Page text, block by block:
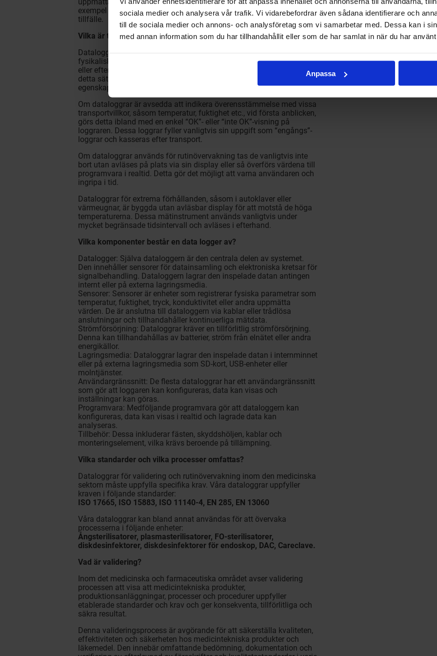
sociala medier och analysera vår trafik. Vi vidarebefordrar även sådana identifierare och
till de sociala medier och annons- och analysföretag som vi samarbetar med. Dessa kan i
med annan information som du har tillhandahållit eller som de har samlat in när du har
Anpassa
exempel måste läsas av som en USB-datalogger vid ett senare
tillfälle.
Vilka är typiska egenskaper hos dataloggrar?
Dataloggrar är utformade för att mäta och registrera specifika
fysikaliska värden så att de sedan kan överföras till en dator i realtid
eller efter ett visst intervall. Vilken typ av mätvärden som bestäms på
detta sätt beror helt på dataloggrarens sensor. Dataloggrar har olika
egenskaper beroende på önskad tillämpning:
Om dataloggrar är avsedda att indikera överensstämmelse med vissa
transportvillkor, såsom temperatur, fuktighet etc., vid första anblicken,
görs detta ibland med en enkel “OK”- eller “inte OK”-visning på
loggraren. Dessa loggrar fyller vanligtvis sin uppgift som “engångs”-
loggrar och kasseras efter transport.
Om dataloggrar används för rutinövervakning tas de vanligtvis inte
bort utan avläses på plats via sin display eller så överförs värdena till
programvara i realtid. Detta gör det möjligt att varna användaren och
ingripa i tid.
Dataloggrar för extrema förhållanden, såsom i autoklaver eller
värmeugnar, är byggda utan avläsbar display för att motstå de höga
temperaturerna. Dessa mätinstrument används vanligtvis under
mycket begränsade tidsintervall och avläses i efterhand.
Vilka komponenter består en data logger av?
Datalogger: Själva dataloggern är den centrala delen av systemet.
Den innehåller sensorer för datainsamling och elektroniska kretsar för
signalbehandling. Dataloggern lagrar den inspelade datan antingen
internt eller på externa lagringsmedia.
Sensorer: Sensorer är enheter som registrerar fysiska parametrar som
temperatur, fuktighet, tryck, konduktivitet eller andra uppmätta
värden. De är anslutna till dataloggern via kablar eller trådlösa
anslutningar och tillhandahåller kontinuerliga mätdata.
Strömförsörjning: Dataloggrar kräver en tillförlitlig strömförsörjning.
Denna kan tillhandahållas av batterier, ström från elnätet eller andra
energikällor.
Lagringsmedia: Dataloggrar lagrar den inspelade datan i internminnet
eller på externa lagringsmedia som SD-kort, USB-enheter eller
molntjänster.
Användargränssnitt: De flesta dataloggrar har ett användargränssnitt
som gör att loggaren kan konfigureras, data kan visas och
inställningar kan göras.
Programvara: Medföljande programvara gör att dataloggern kan
konfigureras, data kan visas i realtid och lagrade data kan
analyseras.
Tillbehör: Dessa inkluderar fästen, skyddshöljen, kablar och
monteringselement, vilka krävs beroende på tillämpning.
Vilka standarder och vilka processer omfattas?
Dataloggrar för validering och rutinövervakning inom den medicinska
sektorn måste uppfylla specifika krav. Våra dataloggrar uppfyller
kraven i följande standarder:
ISO 17665, ISO 15883, ISO 11140-4, EN 285, EN 13060
Våra dataloggrar kan bland annat användas för att övervaka
processerna i följande enheter:
Ångsterilisatorer, plasmasterilisatorer, FO-sterilisatorer,
diskdesinfektorer, diskdesinfektorer för endoskop, DAC, Careclave.
Vad är validering?
Inom det medicinska och farmaceutiska området avser validering
processen att visa att medicintekniska produkter,
produktionsanläggningar, processer och procedurer uppfyller
etablerade standarder och krav och ger konsekventa, tillförlitliga och
säkra resultat.
Denna valideringsprocess är avgörande för att säkerställa kvaliteten,
effektiviteten och säkerheten hos medicintekniska produkter och
läkemedel. Den innebär omfattande bedömning, dokumentation och